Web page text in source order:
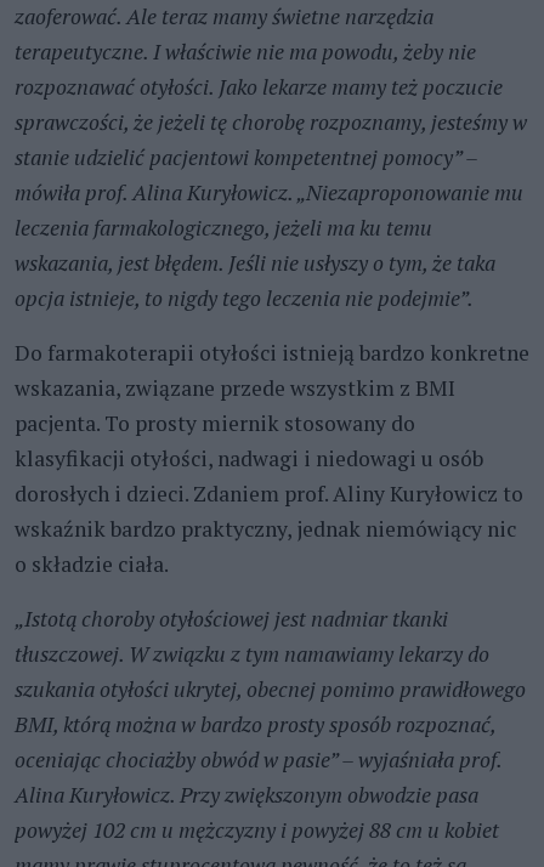
zaoferować. Ale teraz mamy świetne narzędzia
terapeutyczne. I właściwie nie ma powodu, żeby nie
rozpoznawać otyłości. Jako lekarze mamy też poczucie
sprawczości, że jeżeli tę chorobę rozpoznamy, jesteśmy w
stanie udzielić pacjentowi kompetentnej pomocy” –
mówiła prof. Alina Kuryłowicz. „Niezaproponowanie mu
leczenia farmakologicznego, jeżeli ma ku temu
wskazania, jest błędem. Jeśli nie usłyszy o tym, że taka
opcja istnieje, to nigdy tego leczenia nie podejmie”.
Do farmakoterapii otyłości istnieją bardzo konkretne
wskazania, związane przede wszystkim z BMI
pacjenta. To prosty miernik stosowany do
klasyfikacji otyłości, nadwagi i niedowagi u osób
dorosłych i dzieci. Zdaniem prof. Aliny Kuryłowicz to
wskaźnik bardzo praktyczny, jednak niemówiący nic
o składzie ciała.
„Istotą choroby otyłościowej jest nadmiar tkanki
tłuszczowej. W związku z tym namawiamy lekarzy do
szukania otyłości ukrytej, obecnej pomimo prawidłowego
BMI, którą można w bardzo prosty sposób rozpoznać,
oceniając chociażby obwód w pasie” – wyjaśniała prof.
Alina Kuryłowicz. Przy zwiększonym obwodzie pasa
powyżej 102 cm u mężczyzny i powyżej 88 cm u kobiet